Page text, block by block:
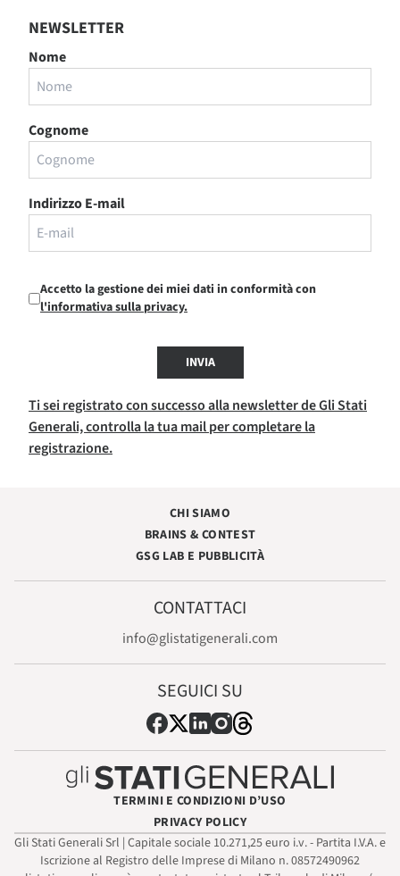
NEWSLETTER
Nome
Cognome
Indirizzo E-mail
Accetto la gestione dei miei dati in conformità con
l'informativa sulla privacy.
INVIA
Ti sei registrato con successo alla newsletter de Gli Stati
Generali, controlla la tua mail per completare la
registrazione.
CHI SIAMO
BRAINS & CONTEST
GSG LAB E PUBBLICITÀ
CONTATTACI
info@glistatigenerali.com
SEGUICI SU
TERMINI E CONDIZIONI D’USO
PRIVACY POLICY
Gli Stati Generali Srl | Capitale sociale 10.271,25 euro i.v. - Partita I.V.A. e
Iscrizione al Registro delle Imprese di Milano n. 08572490962